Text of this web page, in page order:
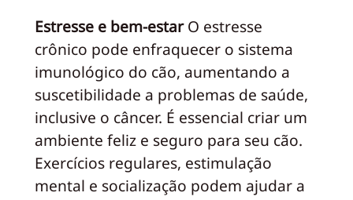
Estresse e bem-estarO estresse
crônico pode enfraquecer o sistema
imunológico do cão, aumentando a
suscetibilidade a problemas de saúde,
inclusive o câncer. É essencial criar um
ambiente feliz e seguro para seu cão.
Exercícios regulares, estimulação
mental e socialização podem ajudar a